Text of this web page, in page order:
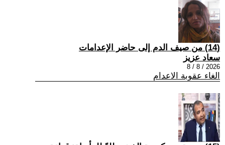
(14) من صيف الدم إلى حاضر الإعدامات
سعاد عزيز
2026 / 8 / 8
الغاء عقوبة الاعدام